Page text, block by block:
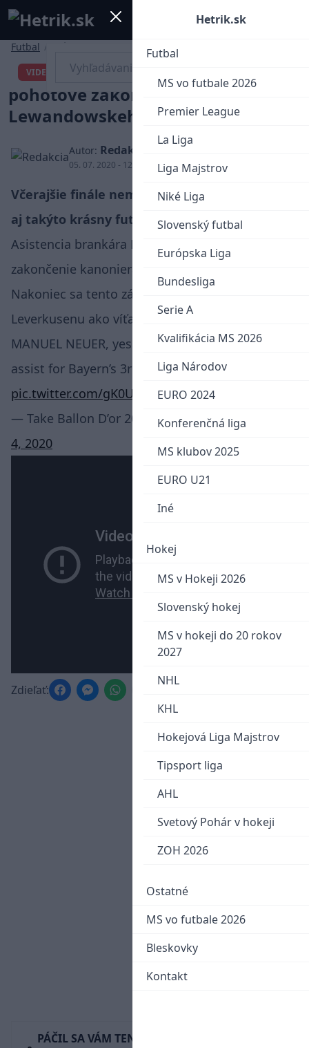
Mobile menu
Hetrik.sk
Futbal
MS vo futbale 2026
Premier League
La Liga
Liga Majstrov
Niké Liga
Slovenský futbal
Európska Liga
Bundesliga
Serie A
Kvalifikácia MS 2026
Liga Národov
EURO 2024
Konferenčná liga
MS klubov 2025
EURO U21
Iné
Hokej
MS v Hokeji 2026
Slovenský hokej
MS v hokeji do 20 rokov
2027
NHL
KHL
Hokejová Liga Majstrov
Tipsport liga
AHL
Svetový Pohár v hokeji
ZOH 2026
Ostatné
MS vo futbale 2026
Bleskovky
Kontakt
Futbal / Iné
VIDEO
Asistencia Neuera a
pohotové zakončenie
Lewandowskeho (VIDEO)
Autor: Redakcia
05. 07. 2020 - 12:56
Včerajšie finále nemeckého pohára prinieslo
aj takýto krásny futbalový moment.
Asistencia brankára Manuela Neuera a pohotové
zakončenie kanoniera Roberta Lewandowskeho.
Nakoniec sa tento zásah ukázal proti
Leverkusenu ako víťazný.
MANUEL NEUER, yes Manuel Neuer picks up an
assist for Bayern’s 3rd! Scored by Lewandowski.
pic.twitter.com/gK0U9e9Y1Z
— Take Ballon D’or 2023 (@TechnicalTake26)
4, 2020
Zdieľať:
PÁČIL SA VÁM TENTO ČLÁNOK?